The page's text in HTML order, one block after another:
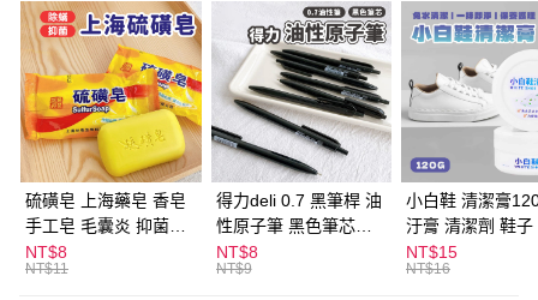
超商取貨付款
LINE Pay
Apple Pay
街口支付
悠遊付
ATM付款
硫磺皂 上海藥皂 香皂
手工皂 毛囊炎 抑菌除
蟎 清潔護膚 去油去痘
寵物皮膚病 狗狗貓咪
NT$8
NT$11
得力deli 0.7 黑筆桿 油
性原子筆 黑色筆芯
S304
NT$8
NT$9
小白鞋 清潔膏
汙膏 清潔劑 鞋子
漬 白皮鞋 鞋油
NT$15
NT$16